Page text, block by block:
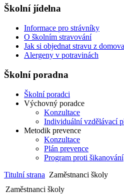
Školní jídelna
Informace pro strávníky
O školním stravování
Jak si objednat stravu z domova
Alergeny v potravinách
Školní poradna
Školní poradci
Výchovný poradce
Konzultace
Individuální vzdělávací
Metodik prevence
Konzultace
Plán prevence
Program proti šikanování
Titulní strana Zaměstnanci školy
Zaměstnanci školy